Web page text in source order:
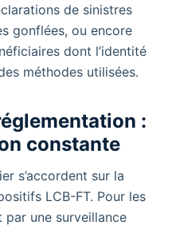
de sinistres
gonflées, ou encore
dont l’identité
méthodes utilisées.
:
constante
s’accordent sur la
LCB-FT. Pour les
par une surveillance